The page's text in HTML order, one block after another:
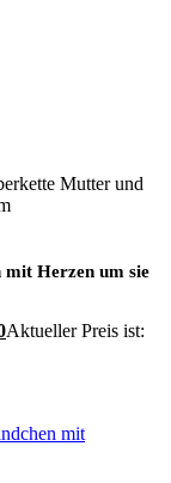
Mutter und
Herzen um sie
Aktueller Preis ist: